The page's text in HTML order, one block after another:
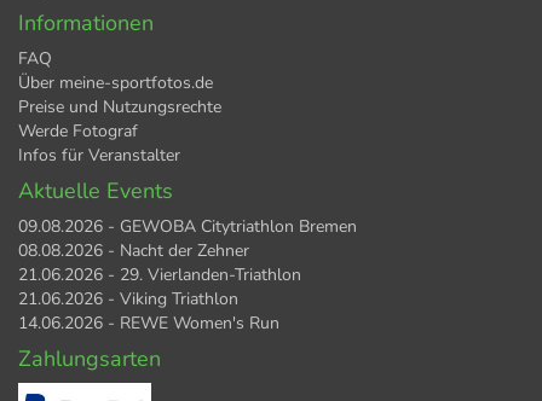
Informationen
FAQ
Über meine-sportfotos.de
Preise und Nutzungsrechte
Werde Fotograf
Infos für Veranstalter
Aktuelle Events
09.08.2026 - GEWOBA Citytriathlon Bremen
08.08.2026 - Nacht der Zehner
21.06.2026 - 29. Vierlanden-Triathlon
21.06.2026 - Viking Triathlon
14.06.2026 - REWE Women's Run
Zahlungsarten